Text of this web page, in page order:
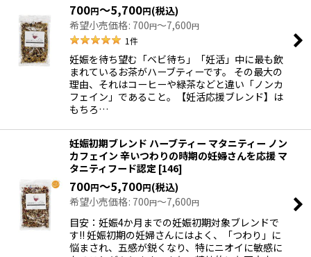
700円～5,700円(税込)
希望小売価格: 700円～7,600円
1件
妊娠を待ち望む「ベビ待ち」「妊活」中に最も飲
まれているお茶がハーブティーです。 その最大の
理由、それはコーヒーや緑茶などと違い「ノンカ
フェイン」であること。【妊活応援ブレンド】は
もちろ…
妊娠初期ブレンド ハーブティー マタニティー ノン
カフェイン 辛いつわりの時期の妊婦さんを応援 マ
タニティフード認定 [146]
700円～5,700円(税込)
希望小売価格: 700円～7,600円
目安：妊娠4か月までの妊娠初期対象ブレンドで
す!! 妊娠初期の妊婦さんにはよく、「つわり」に
悩まされ、五感が鋭くなり、特にニオイに敏感に